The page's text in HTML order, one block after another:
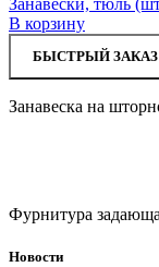
В корзину
БЫСТРЫЙ ЗАКАЗ
Занавеска на
Фурнитура
Новости